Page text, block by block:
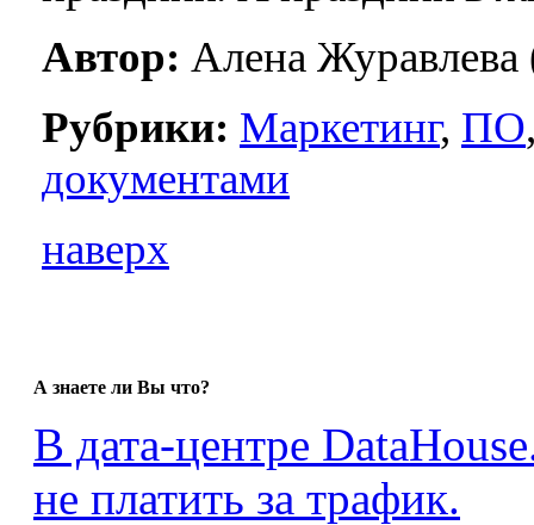
Автор: Алена Журавлева
Рубрики: Маркетинг, ПО
документами
наверх
А знаете ли Вы что?
В дата-центре
не платить за трафик.